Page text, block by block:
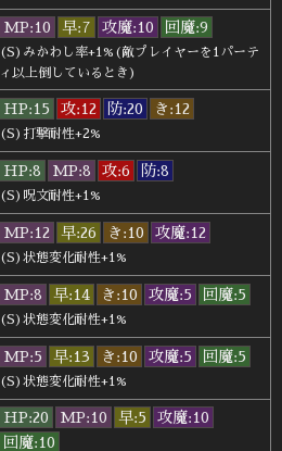
MP:10 早:7 攻魔:10 回魔:9
(S)みかわし率+1%(敵プレイヤーを1パーテ
ィ以上倒しているとき)
HP:15 攻:12 防:20 き:12
(S)打撃耐性+2%
HP:8 MP:8 攻:6 防:8
(S)呪文耐性+1%
MP:12 早:26 き:10 攻魔:12
(S)状態変化耐性+1%
MP:8 早:14 き:10 攻魔:5 回魔:5
(S)状態変化耐性+1%
MP:5 早:13 き:10 攻魔:5 回魔:5
(S)状態変化耐性+1%
HP:20 MP:10 早:5
攻魔:10
回魔:10